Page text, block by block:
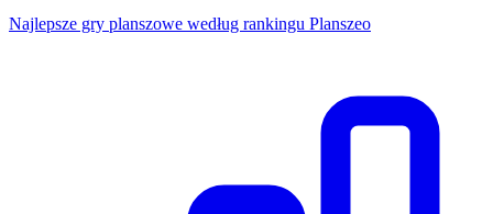
Najlepsze gry planszowe według rankingu Planszeo